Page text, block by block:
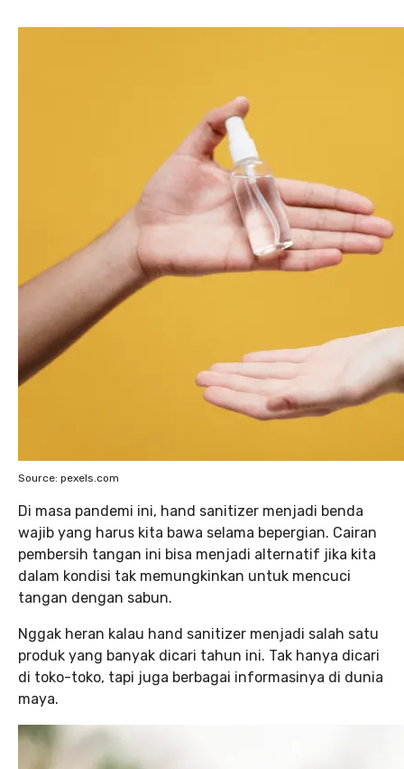
Source: pexels.com
Di masa pandemi ini, hand sanitizer menjadi benda
wajib yang harus kita bawa selama bepergian. Cairan
pembersih tangan ini bisa menjadi alternatif jika kita
dalam kondisi tak memungkinkan untuk mencuci
tangan dengan sabun.
Nggak heran kalau hand sanitizer menjadi salah satu
produk yang banyak dicari tahun ini. Tak hanya dicari
di toko-toko, tapi juga berbagai informasinya di dunia
maya.